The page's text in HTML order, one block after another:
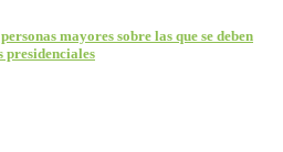
mayores sobre las que se deben
presidenciales